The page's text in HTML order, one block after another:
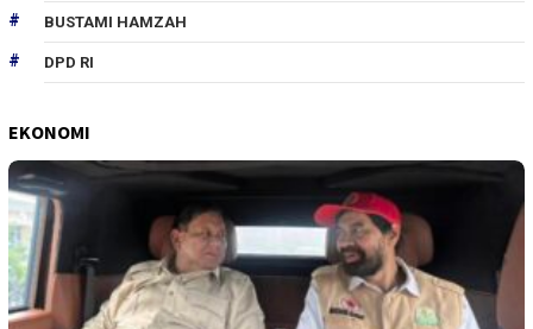
BUSTAMI HAMZAH
DPD RI
EKONOMI